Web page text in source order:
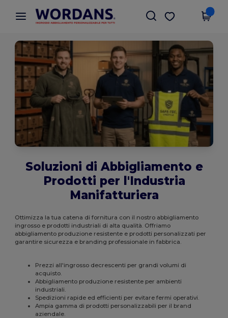
× App Wordans
Prezzi migliori sull'app!
Scarica app
Soluzioni di Abbigliamento e
Prodotti per l'Industria
Manifatturiera
Ottimizza la tua catena di fornitura con il nostro abbigliamento
ingrosso e prodotti industriali di alta qualità. Offriamo
abbigliamento produzione resistente e prodotti personalizzati per
garantire sicurezza e branding professionale in fabbrica.
Prezzi all'ingrosso decrescenti per grandi volumi di
acquisto.
Abbigliamento produzione resistente per ambienti
industriali.
Spedizioni rapide ed efficienti per evitare fermi operativi.
Ampia gamma di prodotti personalizzabili per il brand
aziendale.